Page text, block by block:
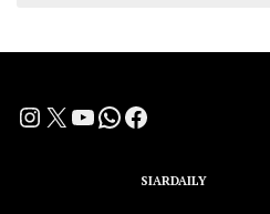
Instagram
X YouTube
WhatsApp
Facebook
SIARDAILY